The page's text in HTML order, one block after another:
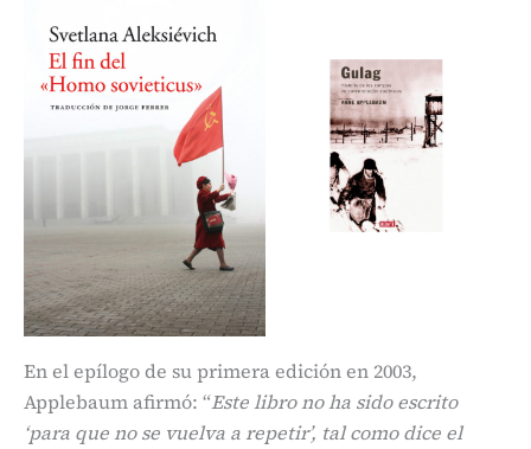
En el epílogo de su primera edición en 2003,
Applebaum afirmó: “Este libro no ha sido escrito
‘para que no se vuelva a repetir’, tal como dice el